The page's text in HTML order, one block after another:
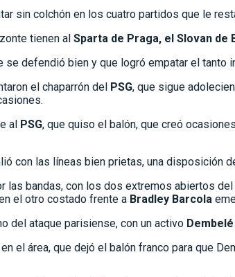
sin colchón en los cuatro partidos que le
tienen al Sparta de Praga, el Slovan
se defendió bien y que logró empatar el tanto
el chaparrón del PSG, que sigue
al PSG, que quiso el balón, que creó
con las líneas bien prietas, una disposición
bandas, con los dos extremos abiertos del
el otro costado frente a Bradley Barcola
del ataque parisiense, con un activo Dembelé
en el área, que dejó el balón franco para que